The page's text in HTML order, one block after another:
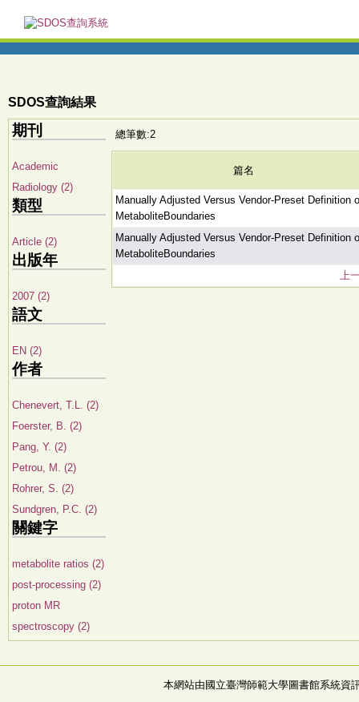
SDOS查詢結果
期刊
Academic
Radiology (2)
類型
Article (2)
出版年
2007 (2)
語文
EN (2)
作者
Chenevert, T.L. (2)
Foerster, B. (2)
Pang, Y. (2)
Petrou, M. (2)
Rohrer, S. (2)
Sundgren, P.C. (2)
關鍵字
metabolite ratios (2)
post-processing (2)
proton MR
spectroscopy (2)
總筆數:2
篇名
Manually Adjusted Versus Vendor-Preset Definition
MetaboliteBoundaries
Manually Adjusted Versus Vendor-Preset Definition
MetaboliteBoundaries
上
本網站由國立臺灣師範大學圖書館系統資